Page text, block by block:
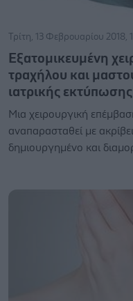
Τρίτη, 13 Φεβρουαρίου 2018,
Εξατομικευμένη
τραχήλου και
ιατρικής εκτύπωσης
Mια χειρουργική
αναπαρασταθεί με
δημιουργημένο και